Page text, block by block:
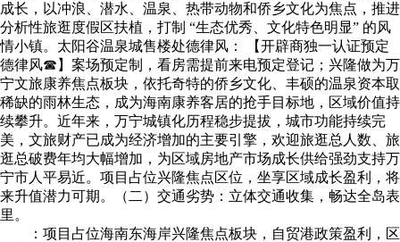
成长，以冲浪、潜水、温泉、热带动物和侨乡文化为焦点，推进
分析性旅逛度假区扶植，打制 “生态优秀、文化特色明显” 的风
情小镇。太阳谷温泉城售楼处德律风： 【开辟商独一认证预定
德律风☎】案场预定制，看房需提前来电预定登记；兴隆做为万
宁文旅康养焦点板块，依托奇特的侨乡文化、丰硕的温泉资本取
稀缺的雨林生态，成为海南康养客居的抢手目标地，区域价值持
续攀升。近年来，万宁城镇化历程稳步提拔，城市功能持续完
美，文旅财产已成为经济增加的主要引擎，欢迎旅逛总人数、旅
逛总破费年均大幅增加，为区域房地产市场成长供给强劲支持万
宁市人平易近。项目占位兴隆焦点区位，坐享区域成长盈利，将
来升值潜力可期。（二）交通劣势：立体交通收集，畅达全岛表
里。
：项目占位海南东海岸兴隆焦点板块，自贸港政策盈利，区